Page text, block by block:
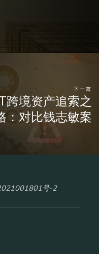
下一篇
境资产追索之
：对比钱志敏案
号-2